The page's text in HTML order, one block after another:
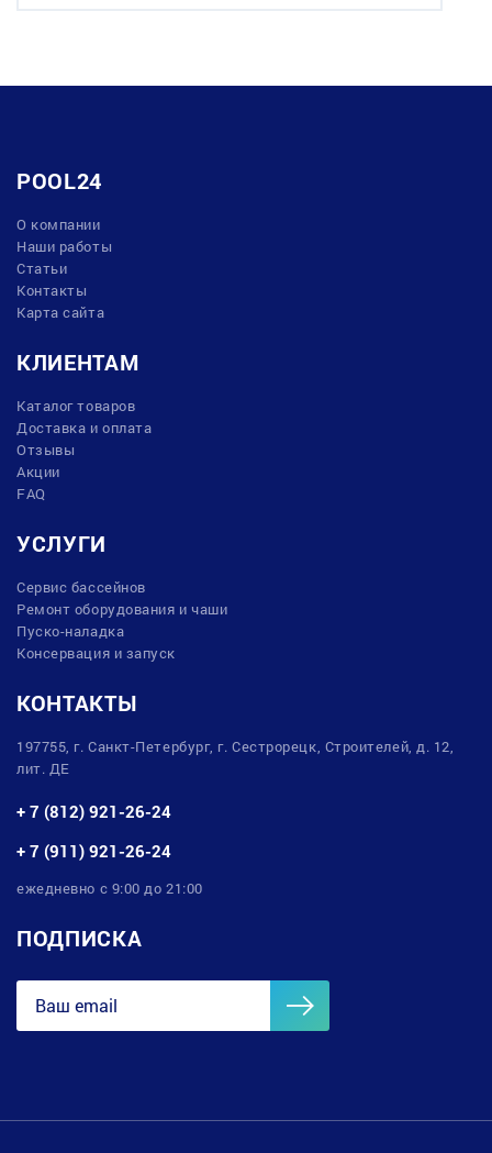
POOL24
О компании
Наши работы
Статьи
Контакты
Карта сайта
КЛИЕНТАМ
Каталог товаров
Доставка и оплата
Отзывы
Акции
FAQ
УСЛУГИ
Сервис бассейнов
Ремонт оборудования и чаши
Пуско-наладка
Консервация и запуск
КОНТАКТЫ
197755, г. Санкт-Петербург, г. Сестрорецк, Строителей, д. 12,
лит. ДЕ
+ 7 (812) 921-26-24
+ 7 (911) 921-26-24
ежедневно с 9:00 до 21:00
ПОДПИСКА